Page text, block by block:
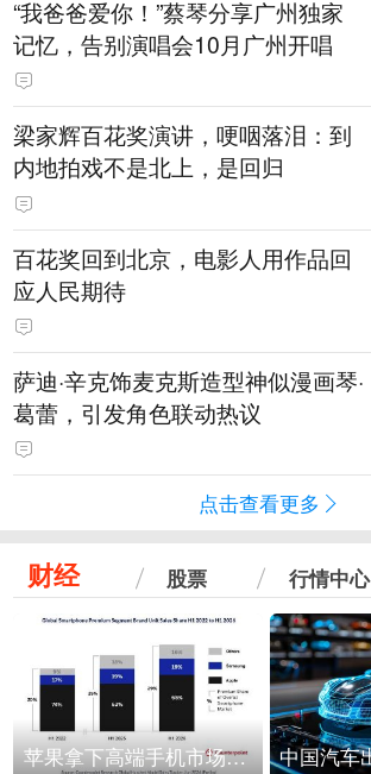
“我爸爸爱你！”蔡琴分享广州独家
记忆，告别演唱会10月广州开唱
梁家辉百花奖演讲，哽咽落泪：到
内地拍戏不是北上，是回归
百花奖回到北京，电影人用作品回
应人民期待
萨迪·辛克饰麦克斯造型神似漫画琴·
葛蕾，引发角色联动热议
点击查看更多
财经 股票 行情中心
苹果拿下高端手机市场65%的份额：iPhone 17系列功不可没